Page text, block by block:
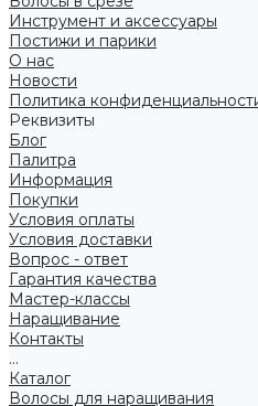
Инструмент и аксессуары
Постижи и парики
О нас
Новости
Политика
Реквизиты
Блог
Палитра
Информация
Покупки
Условия оплаты
Условия доставки
Вопрос - ответ
Гарантия качества
Мастер-классы
Наращивание
Контакты
...
Каталог
Волосы для наращивания